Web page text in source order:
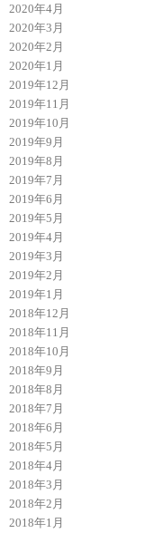
2020年4月
2020年3月
2020年2月
2020年1月
2019年12月
2019年11月
2019年10月
2019年9月
2019年8月
2019年7月
2019年6月
2019年5月
2019年4月
2019年3月
2019年2月
2019年1月
2018年12月
2018年11月
2018年10月
2018年9月
2018年8月
2018年7月
2018年6月
2018年5月
2018年4月
2018年3月
2018年2月
2018年1月